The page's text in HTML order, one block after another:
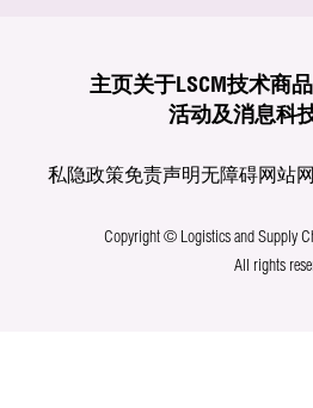
主页关于LSCM技术商
活动及消息科
私隐政策免责声明无障碍网站
Copyright © Logistics and Supply
All rights